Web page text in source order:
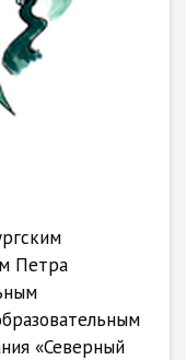
Петра
«Северный